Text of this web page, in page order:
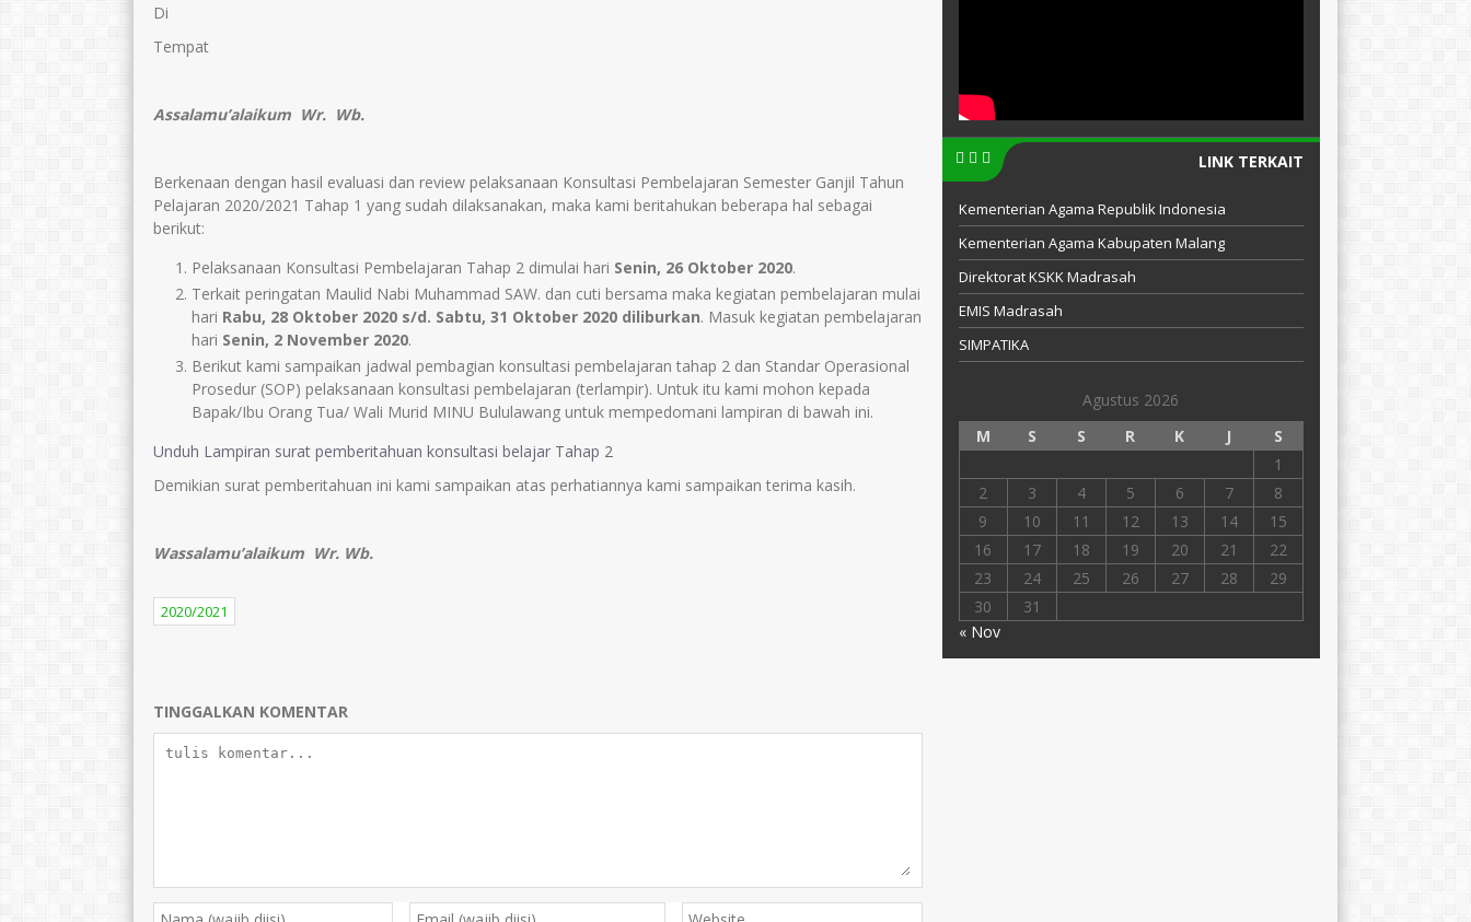
Di
Tempat
Assalamu’alaikum Wr. Wb.
Berkenaan dengan hasil evaluasi dan review pelaksanaan Konsultasi Pembelajaran Semester Ganjil Tahun
Pelajaran 2020/2021 Tahap 1 yang sudah dilaksanakan, maka kami beritahukan beberapa hal sebagai
berikut:
Pelaksanaan Konsultasi Pembelajaran Tahap 2 dimulai hari Senin, 26 Oktober 2020.
Terkait peringatan Maulid Nabi Muhammad SAW. dan cuti bersama maka kegiatan pembelajaran mulai
hari Rabu, 28 Oktober 2020 s/d. Sabtu, 31 Oktober 2020 diliburkan. Masuk kegiatan pembelajaran
hari Senin, 2 November 2020.
Berikut kami sampaikan jadwal pembagian konsultasi pembelajaran tahap 2 dan Standar Operasional
Prosedur (SOP) pelaksanaan konsultasi pembelajaran (terlampir). Untuk itu kami mohon kepada
Bapak/Ibu Orang Tua/ Wali Murid MINU Bululawang untuk mempedomani lampiran di bawah ini.
Unduh Lampiran surat pemberitahuan konsultasi belajar Tahap 2
Demikian surat pemberitahuan ini kami sampaikan atas perhatiannya kami sampaikan terima kasih.
Wassalamu’alaikum Wr. Wb.
2020/2021
TINGGALKAN KOMENTAR
LINK TERKAIT
Kementerian Agama Republik Indonesia
Kementerian Agama Kabupaten Malang
Direktorat KSKK Madrasah
EMIS Madrasah
SIMPATIKA
Agustus 2026
M
S S R K J
S
1
2
3 4 5 6 7
8
9
10 11 12 13 14
15
16
17 18 19 20 21
22
23
24 25 26 27 28
29
30
31
« Nov